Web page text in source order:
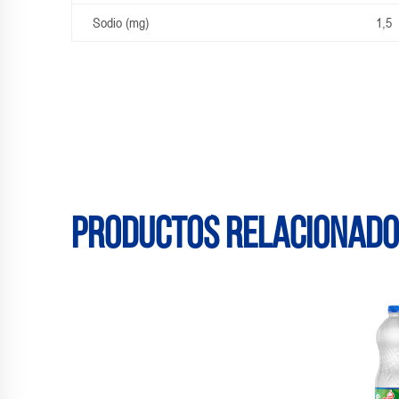
Sodio (mg) 1,5
Productos